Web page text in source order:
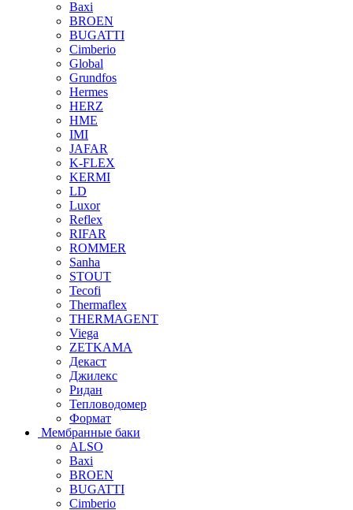
Baxi
BROEN
BUGATTI
Cimberio
Global
Grundfos
Hermes
HERZ
HME
IMI
JAFAR
K-FLEX
KERMI
LD
Luxor
Reflex
RIFAR
ROMMER
Sanha
STOUT
Tecofi
Thermaflex
THERMAGENT
Viega
ZETKAMA
Декаст
Джилекс
Ридан
Тепловодомер
Формат
Мембранные баки
ALSO
Baxi
BROEN
BUGATTI
Cimberio